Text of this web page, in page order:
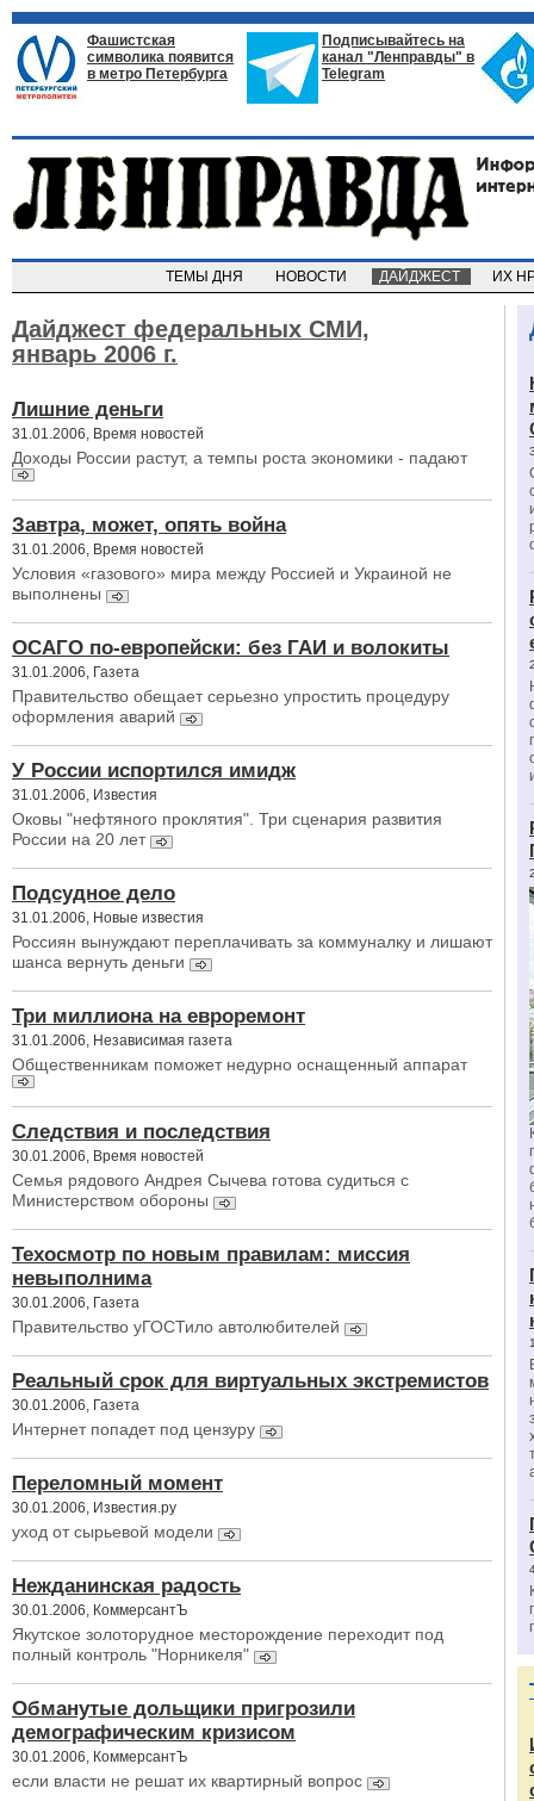
Фашистская
символика появится
в метро Петербурга
Подписывайтесь на
канал "Ленправды" в
Telegram
ТЕМЫ ДНЯ НОВОСТИ ДАЙДЖЕСТ ИХ
Дайджест федеральных СМИ,
январь 2006 г.
Лишние деньги
31.01.2006, Время новостей
Доходы России растут, а темпы роста экономики - падают
Завтра, может, опять война
31.01.2006, Время новостей
Условия «газового» мира между Россией и Украиной не
выполнены
ОСАГО по-европейски: без ГАИ и волокиты
31.01.2006, Газета
Правительство обещает серьезно упростить процедуру
оформления аварий
У России испортился имидж
31.01.2006, Известия
Оковы "нефтяного проклятия". Три сценария развития
России на 20 лет
Подсудное дело
31.01.2006, Новые известия
Россиян вынуждают переплачивать за коммуналку и лишают
шанса вернуть деньги
Три миллиона на евроремонт
31.01.2006, Независимая газета
Общественникам поможет недурно оснащенный аппарат
Следствия и последствия
30.01.2006, Время новостей
Семья рядового Андрея Сычева готова судиться с
Министерством обороны
Техосмотр по новым правилам: миссия
невыполнима
30.01.2006, Газета
Правительство уГОСТило автолюбителей
Реальный срок для виртуальных экстремистов
30.01.2006, Газета
Интернет попадет под цензуру
Переломный момент
30.01.2006, Известия.ру
уход от сырьевой модели
Нежданинская радость
30.01.2006, КоммерсантЪ
Якутское золоторудное месторождение переходит под
полный контроль "Норникеля"
Обманутые дольщики пригрозили
демографическим кризисом
30.01.2006, КоммерсантЪ
если власти не решат их квартирный вопрос